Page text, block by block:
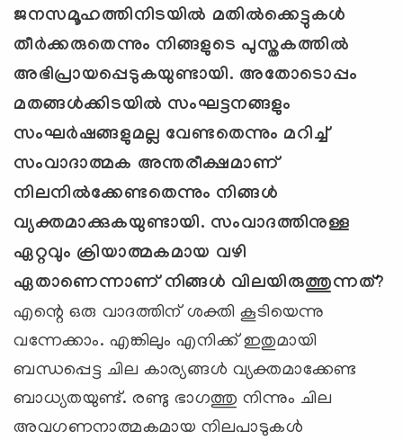
ജനസമൂഹത്തിനിടയില്‍ മതില്‍ക്കെട്ടുകള്‍
തീര്‍ക്കരുതെന്നും നിങ്ങളുടെ പുസ്തകത്തില്‍
അഭിപ്രായപ്പെടുകയുണ്ടായി. അതോടൊപ്പം
മതങ്ങള്‍ക്കിടയില്‍ സംഘട്ടനങ്ങളും
സംഘര്‍ഷങ്ങളുമല്ല വേണ്ടതെന്നും മറിച്ച്
സംവാദാത്മക അന്തരീക്ഷമാണ്
നിലനില്‍ക്കേണ്ടതെന്നും നിങ്ങള്‍
വ്യക്തമാക്കുകയുണ്ടായി. സംവാദത്തിനുള്ള
ഏറ്റവും ക്രിയാത്മകമായ വഴി
ഏതാണെന്നാണ് നിങ്ങള്‍ വിലയിരുത്തുന്നത്?
എന്റെ ഒരു വാദത്തിന് ശക്തി കൂടിയെന്നു
വന്നേക്കാം. എങ്കിലും എനിക്ക് ഇതുമായി
ബന്ധപ്പെട്ട ചില കാര്യങ്ങള്‍ വ്യക്തമാക്കേണ്ട
ബാധ്യതയുണ്ട്. രണ്ടു ഭാഗത്തു നിന്നും ചില
അവഗണനാത്മകമായ നിലപാടുകള്‍